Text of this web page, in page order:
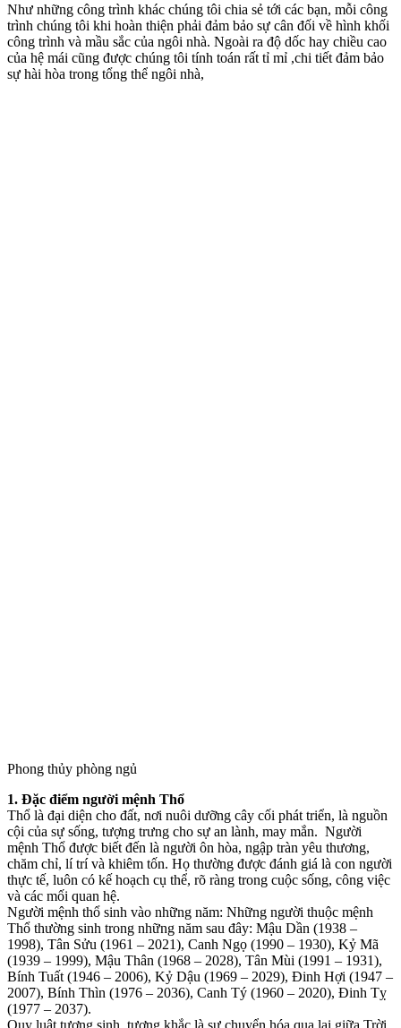
Như những công trình khác chúng tôi chia sẻ tới các bạn, mỗi công
trình chúng tôi khi hoàn thiện phải đảm bảo sự cân đối về hình khối
công trình và mầu sắc của ngôi nhà. Ngoài ra độ dốc hay chiều cao
của hệ mái cũng được chúng tôi tính toán rất tỉ mỉ ,chi tiết đảm bảo
sự hài hòa trong tổng thể ngôi nhà,​
Phong thủy phòng ngủ
1. Đặc điểm người mệnh Thổ
Thổ là đại diện cho đất, nơi nuôi dưỡng cây cối phát triển, là nguồn
cội của sự sống, tượng trưng cho sự an lành, may mắn. Người
mệnh Thổ được biết đến là người ôn hòa, ngập tràn yêu thương,
chăm chỉ, lí trí và khiêm tốn. Họ thường được đánh giá là con người
thực tế, luôn có kế hoạch cụ thể, rõ ràng trong cuộc sống, công việc
và các mối quan hệ.
Người mệnh thổ sinh vào những năm: Những người thuộc mệnh
Thổ thường sinh trong những năm sau đây: Mậu Dần (1938 –
1998), Tân Sửu (1961 – 2021), Canh Ngọ (1990 – 1930), Kỷ Mã
(1939 – 1999), Mậu Thân (1968 – 2028), Tân Mùi (1991 – 1931),
Bính Tuất (1946 – 2006), Kỷ Dậu (1969 – 2029), Đinh Hợi (1947 –
2007), Bính Thìn (1976 – 2036), Canh Tý (1960 – 2020), Đinh Tỵ
(1977 – 2037).
Quy luật tương sinh, tương khắc là sự chuyển hóa qua lại giữa Trời